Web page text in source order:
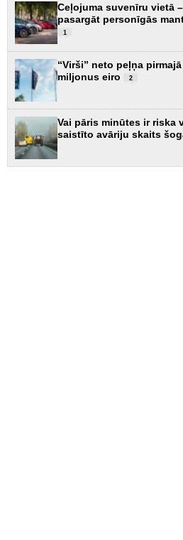
Ceļojuma suvenīru vietā
pasargāt personīgās
1
“Virši” neto peļņa
miljonus eiro
2
Vai pāris minūtes ir riska
saistīto avāriju skaits